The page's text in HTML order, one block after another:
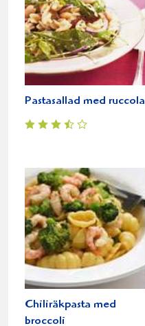
Pastasallad med ruccola
Chiliräkpasta med
broccoli